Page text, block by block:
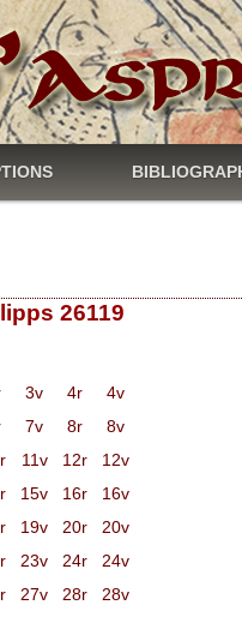
26119
3v 4r
4v
7v 8r
8v
11v 12r
12v
15v 16r
16v
19v 20r
20v
23v 24r
24v
27v 28r
28v